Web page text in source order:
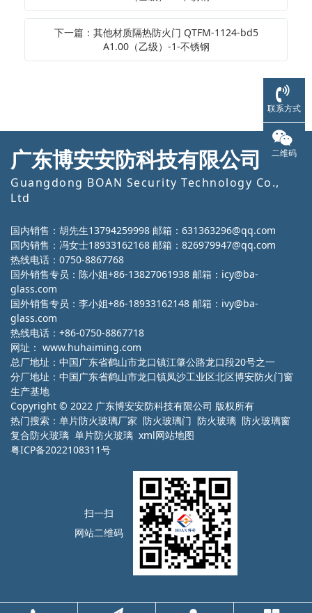
下一篇：其他材质隔热防火门 QTFM-1124-bd5
A1.00（乙级）-1-不锈钢
广东博安安防科技有限公司
Guangdong BOAN Security Technology Co.,
Ltd
国内销售：胡先生13794259998 邮箱：631363296@qq.com
国内销售：冯女士18933162168 邮箱：826979947@qq.com
热线电话：0750-8867768
国外销售专员：陈小姐+86-13827061938 邮箱：icy@ba-
glass.com
国外销售专员：李小姐+86-18933162148 邮箱：ivy@ba-
glass.com
热线电话：+86-0750-8867718
网址： www.huhaiming.com
总厂地址：中国广东省鹤山市龙口镇江肇公路龙口段20号之一
分厂地址：中国广东省鹤山市龙口镇凤沙工业区北区博安防火门窗
生产基地
Copyright © 2022 广东博安安防科技有限公司 版权所有
热门搜索： 单片防火玻璃厂家 防火玻璃门 防火玻璃 防火玻璃窗
复合防火玻璃 单片防火玻璃 xml网站地图
粤ICP备2022108311号
扫一扫
网站二维码
联系方式
二维码